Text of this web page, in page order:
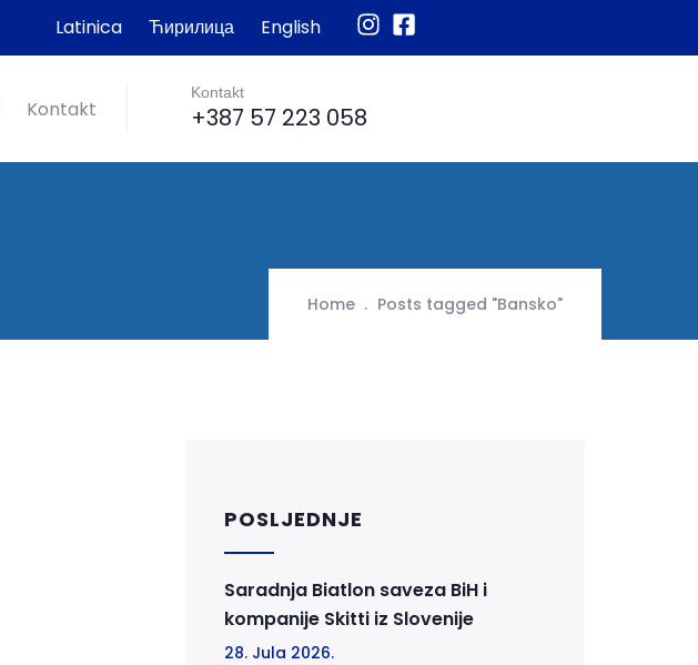
Latinica Ћирилица English
Kontakt
Kontakt
+387 57 223 058
Home Posts tagged "Bansko"
POSLJEDNJE
Saradnja Biatlon saveza BiH i
kompanije Skitti iz Slovenije
28. Jula 2026.